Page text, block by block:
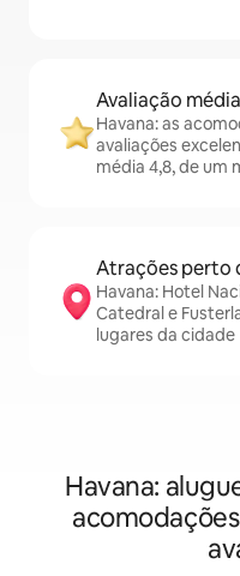
Avaliação
Havana: as
avaliações
média 4,8, de um
Atrações perto
Havana: Hotel
Catedral e
lugares da cidade
Havana: